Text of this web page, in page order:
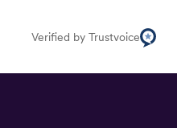
Verified by Trustvoice